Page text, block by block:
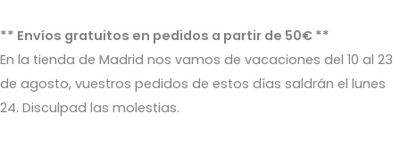
al
contenido
** Envíos gratuitos en pedidos a partir de 50€ **
En la tienda de Madrid nos vamos de vacaciones del 10 al 23
de agosto, vuestros pedidos de estos días saldrán el lunes
24. Disculpad las molestias.